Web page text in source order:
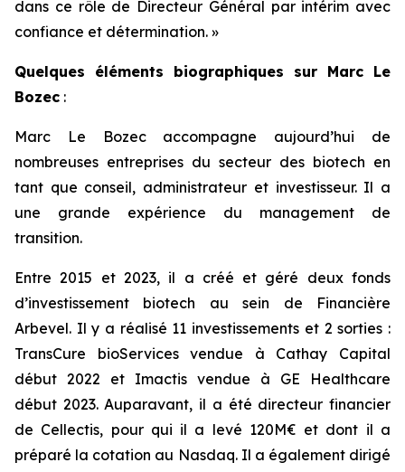
dans ce rôle de Directeur Général par intérim avec
confiance et détermination. »
Quelques éléments biographiques sur Marc Le
Bozec :
Marc Le Bozec accompagne aujourd’hui de
nombreuses entreprises du secteur des biotech en
tant que conseil, administrateur et investisseur. Il a
une grande expérience du management de
transition.
Entre 2015 et 2023, il a créé et géré deux fonds
d’investissement biotech au sein de Financière
Arbevel. Il y a réalisé 11 investissements et 2 sorties :
TransCure bioServices vendue à Cathay Capital
début 2022 et Imactis vendue à GE Healthcare
début 2023. Auparavant, il a été directeur financier
de Cellectis, pour qui il a levé 120M€ et dont il a
préparé la cotation au Nasdaq. Il a également dirigé